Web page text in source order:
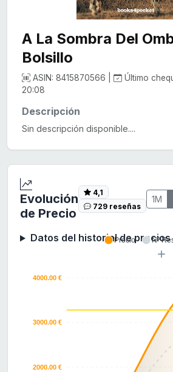
A La Sombra Del
Bolsillo
ASIN: 8415870566 |
Último
20:08
Descripción
Sin descripción disponible....
Evolución
de Precio
4,1
729 reseñas
1M
Datos del historial de precios
4000.00 €
3000.00 €
2000.00 €
Precio Nº